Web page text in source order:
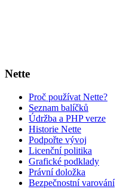
Nette
Proč používat Nette?
Seznam balíčků
Údržba a PHP verze
Historie Nette
Podpořte vývoj
Licenční politika
Grafické podklady
Právní doložka
Bezpečnostní varování